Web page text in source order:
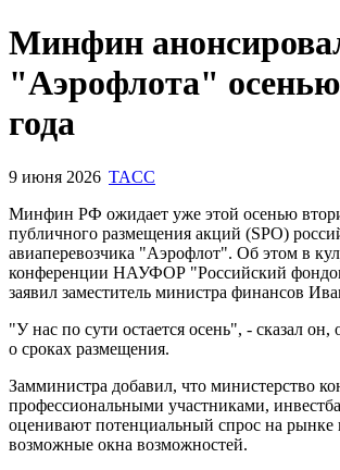
Минфин
"Аэрофлота"
года
9 июня 2026 TACC
Минфин РФ ожидает уже этой осенью
публичного размещения акций (SPO)
авиаперевозчика "Аэрофлот". Об этом в
конференции НАУФОР "Российский
заявил заместитель министра финансов
"У нас по сути остается осень", - сказал он,
о сроках размещения.
Замминистра добавил, что министерство
профессиональными участниками,
оценивают потенциальный спрос на рынке
возможные окна возможностей.